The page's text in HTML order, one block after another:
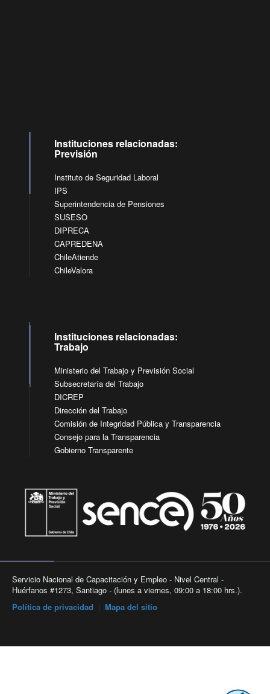
Instituciones relacionadas:
Previsión
Instituto de Seguridad Laboral
IPS
Superintendencia de Pensiones
SUSESO
DIPRECA
CAPREDENA
ChileAtiende
ChileValora
Instituciones relacionadas:
Trabajo
Ministerio del Trabajo y Previsión Social
Subsecretaría del Trabajo
DICREP
Dirección del Trabajo
Comisión de Integridad Pública y Transparencia
Consejo para la Transparencia
Gobierno Transparente
Servicio Nacional de Capacitación y Empleo - Nivel Central -
Huérfanos #1273, Santiago - (lunes a viernes, 09:00 a 18:00 hrs.).
Política de privacidad
Mapa del sitio